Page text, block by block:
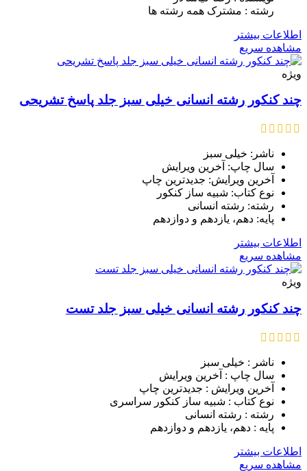
رشته : مشترک همه رشته ها
اطلاعات بیشتر
مشاهده سریع
ویژه
چند کنکور رشته انسانی خیلی سبز جلد پاسخ تشریحی
ناشر: خیلی سبز
سال چاپ: آخرین ویرایش
آخرین ویرایش: جدیدترین چاپ
نوع کتاب: شبیه ساز کنکور
رشته: رشته انسانی
پایه: دهم، یازدهم و دوازدهم
اطلاعات بیشتر
مشاهده سریع
ویژه
چند کنکور رشته انسانی خیلی سبز جلد تست
ناشر : خیلی سبز
سال چاپ : آخرین ویرایش
آخرین ویرایش : جدیدترین چاپ
نوع کتاب : شبیه ساز کنکور سراسری
رشته : رشته انسانی
پایه : دهم، یازدهم و دوازدهم
اطلاعات بیشتر
مشاهده سریع